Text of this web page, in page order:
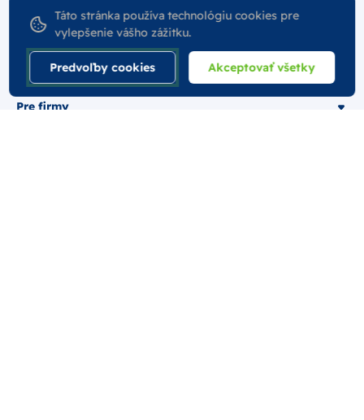
Všetko o nákupe
Podmienky
Pre firmy
Táto stránka používa technológiu cookies pre
vylepšenie vášho zážitku.
Predvoľby cookies Akceptovať všetky